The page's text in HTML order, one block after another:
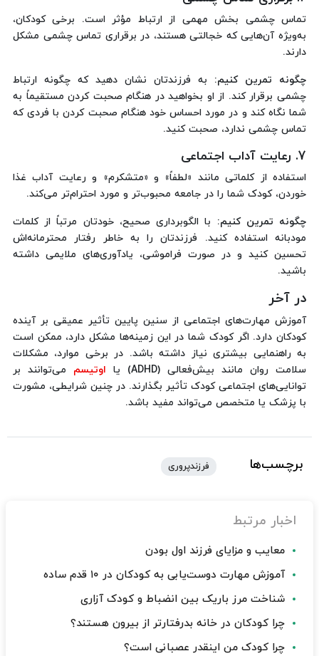
تماس چشمی بخش مهمی از ارتباط مؤثر است. برخی کودکان،
به‌ویژه آن‌هایی که خجالتی هستند، در برقراری تماس چشمی مشکل
دارند.
چگونه تمرین کنیم: به فرزندتان نشان دهید که چگونه ارتباط
چشمی برقرار کند. از او بخواهید در هنگام صحبت کردن مستقیماً به
شما نگاه کند و در مورد احساس خود هنگام صحبت کردن با فردی که
تماس چشمی ندارد، صحبت کنید.
7. رعایت آداب اجتماعی
استفاده از کلماتی مانند «لطفاً» و «متشکرم» و رعایت آداب غذا
خوردن، کودک شما را در جامعه محبوب‌تر و مورد احترام‌تر می‌کند.
چگونه تمرین کنیم: با الگوبرداری صحیح، خودتان مرتباً از کلمات
مودبانه استفاده کنید. فرزندتان را به خاطر رفتار محترمانه‌اش
تحسین کنید و در صورت فراموشی، یادآوری‌های ملایمی داشته
باشید.
در آخر
آموزش مهارت‌های اجتماعی از سنین پایین تأثیر عمیقی بر آینده
کودکان دارد. اگر کودک شما در این زمینه‌ها مشکل دارد، ممکن است
به راهنمایی بیشتری نیاز داشته باشد. در برخی موارد، مشکلات
سلامت روان مانند بیش‌فعالی (ADHD) یا
اوتیسم می‌توانند بر
توانایی‌های اجتماعی کودک تأثیر بگذارند. در چنین شرایطی، مشورت
با پزشک یا متخصص می‌تواند مفید باشد.
برچسب‌ها فرزندپروری
اخبار مرتبط
معایب و مزایای فرزند اول بودن
آموزش مهارت دوست‌یابی به کودکان در ۱۰ قدم ساده
شناخت مرز باریک بین انضباط و کودک آزاری
چرا کودکان در خانه بدرفتارتر از بیرون هستند؟
چرا کودک من اینقدر عصبانی است؟